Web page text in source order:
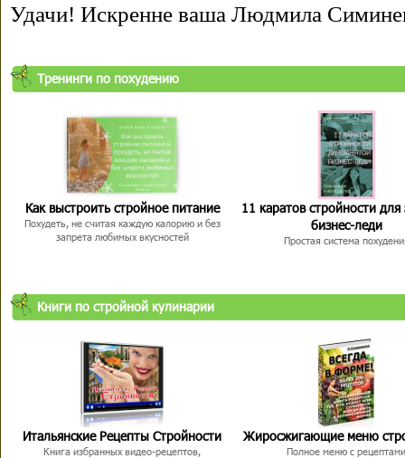
Удачи! Искренне ваша Людмила
Тренинги по похудению
Как выстроить стройное питание
Похудеть, не считая каждую калорию и без
запрета любимых вкусностей
11 каратов стройности для
бизнес-леди
Простая система
Книги по стройной кулинарии
Итальянские Рецепты Стройности
Книга избранных видео-рецептов,
Жиросжигающие меню
Полное меню с рецептами